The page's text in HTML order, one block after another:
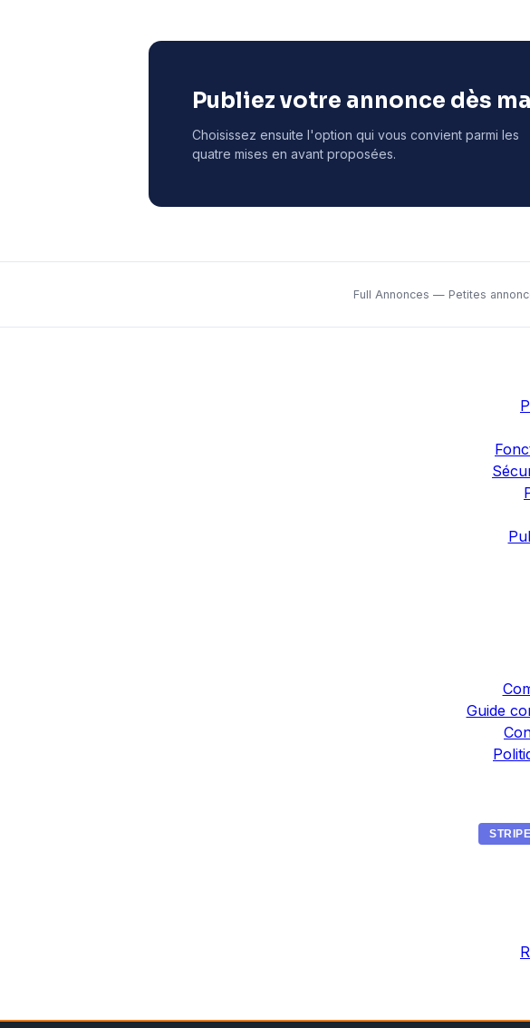
Publiez votre annonce dès
Choisissez ensuite l'option qui vous convient parmi les
quatre mises en avant proposées.
Full Annonces — Petites
Guide
STRIPE